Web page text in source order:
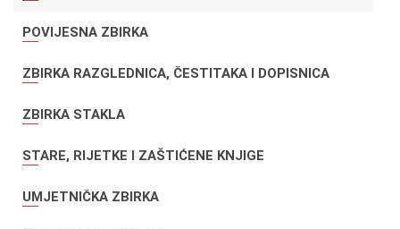
POVIJESNA ZBIRKA
ZBIRKA RAZGLEDNICA, ČESTITAKA I DOPISNICA
ZBIRKA STAKLA
STARE, RIJETKE I ZAŠTIĆENE KNJIGE
UMJETNIČKA ZBIRKA